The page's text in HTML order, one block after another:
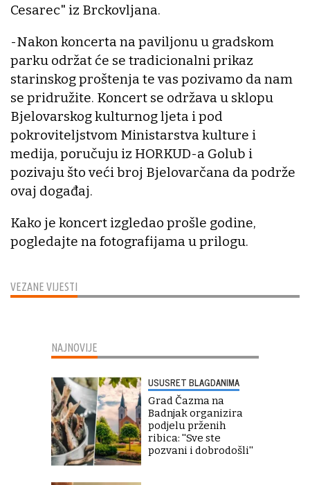
VEZANE VIJESTI
Cesarec" iz Brckovljana.
-Nakon koncerta na paviljonu u gradskom
parku održat će se tradicionalni prikaz
starinskog proštenja te vas pozivamo da nam
se pridružite. Koncert se održava u sklopu
Bjelovarskog kulturnog ljeta i pod
pokroviteljstvom Ministarstva kulture i
medija, poručuju iz HORKUD-a Golub i
pozivaju što veći broj Bjelovarčana da podrže
ovaj događaj.
Kako je koncert izgledao prošle godine,
pogledajte na fotografijama u prilogu.
NAJNOVIJE
USUSRET BLAGDANIMA
Grad Čazma na
Badnjak organizira
podjelu prženih
ribica: ''Sve ste
pozvani i dobrodošli''